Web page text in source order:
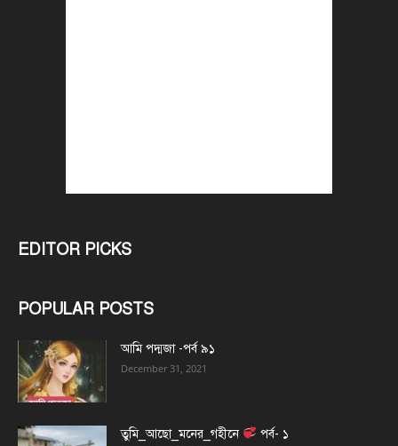
EDITOR PICKS
POPULAR POSTS
আমি পদ্মজা -পর্ব ৯১
December 31, 2021
তুমি_আছো_মনের_গহীনে পর্ব- ১